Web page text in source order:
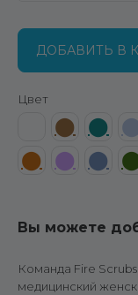
Цвет
⬤ ⬤
⬤
⬤ ⬤
Вы можете
Команда Fire
медицинский
ДОБАВИТЬ В